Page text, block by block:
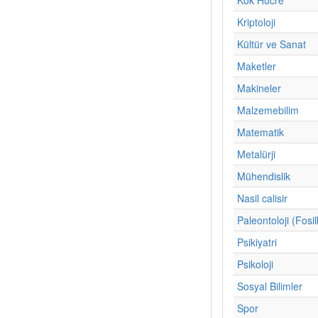
Kriptoloji
Kültür ve Sanat
Maketler
Makineler
Malzemebilim
Matematik
Metalürji
Mühendislik
Nasil calisir
Paleontoloji
Psikiyatri
Psikoloji
Sosyal Bilimler
Spor